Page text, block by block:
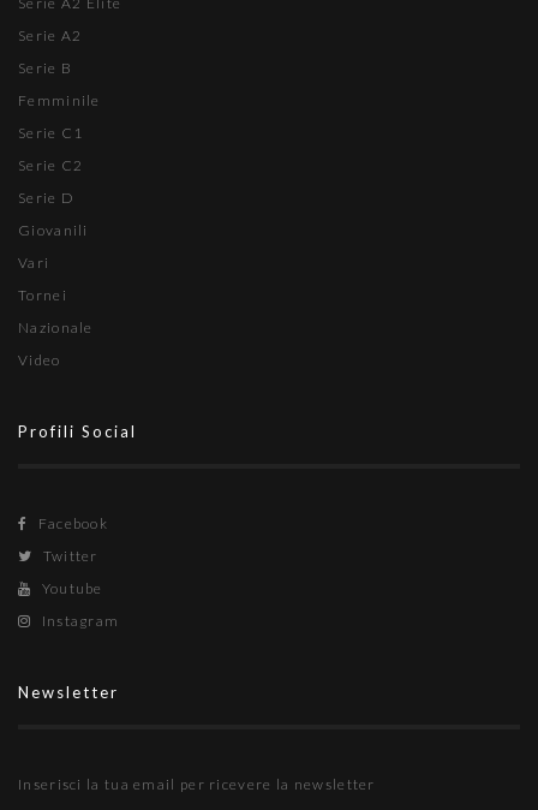
Serie A2
Serie B
Femminile
Serie C1
Serie C2
Serie D
Giovanili
Vari
Tornei
Nazionale
Video
Profili Social
Facebook
Twitter
Youtube
Instagram
Newsletter
Inserisci la tua email per ricevere la newsletter